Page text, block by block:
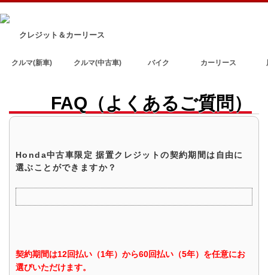
クレジット＆カーリース
クルマ(新車) クルマ(中古車) バイク カーリース
FAQ（よくあるご質問）
Honda中古車限定 据置クレジットの契約期間は自由に
選ぶことができますか？
契約期間は12回払い（1年）から60回払い（5年）を任意にお
選びいただけます。